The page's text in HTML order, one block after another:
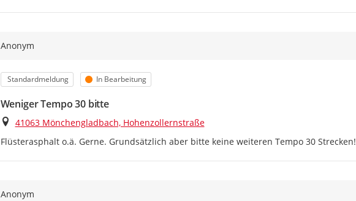
Anonym
Kategorie
Standardmeldung Status
In Bearbeitung
Weniger Tempo 30 bitte
Ort
41063 Mönchengladbach, Hohenzollernstraße
Flüsterasphalt o.ä. Gerne. Grundsätzlich aber bitte keine weiteren Tempo 30 Strecken!
Anonym